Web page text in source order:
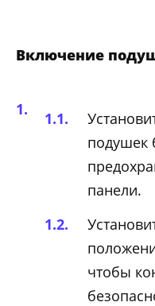
Включение
подушек
панели.
чтобы